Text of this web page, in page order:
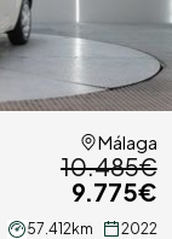
Málaga
10.485€
9.775€
57.412km 2022